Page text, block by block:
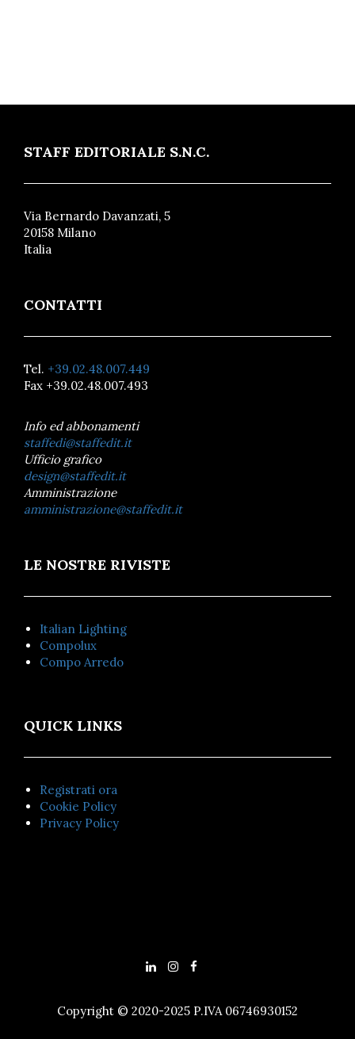
STAFF EDITORIALE S.N.C.
Via Bernardo Davanzati, 5
20158 Milano
Italia
CONTATTI
Tel. +39.02.48.007.449
Fax +39.02.48.007.493
Info ed abbonamenti
staffedi@staffedit.it
Ufficio grafico
design@staffedit.it
Amministrazione
amministrazione@staffedit.it
LE NOSTRE RIVISTE
Italian Lighting
Compolux
Compo Arredo
QUICK LINKS
Registrati ora
Cookie Policy
Privacy Policy
Copyright © 2020-2025 P.IVA 06746930152